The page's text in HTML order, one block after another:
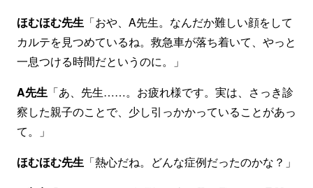
ほむほむ先生 「おや、A先生。なんだか難しい顔をして
カルテを見つめているね。救急車が落ち着いて、やっと
一息つける時間だというのに。」
A先生 「あ、先生……。お疲れ様です。実は、さっき診
察した親子のことで、少し引っかかっていることがあっ
て。」
ほむほむ先生 「熱心だね。どんな症例だったのかな？」